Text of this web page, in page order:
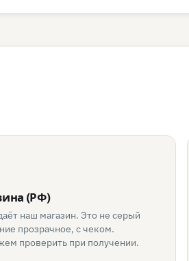
(РФ)
наш магазин. Это не серый
прозрачное, с чеком.
проверить при получении.